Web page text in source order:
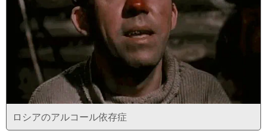
ロシアのアルコール依存症